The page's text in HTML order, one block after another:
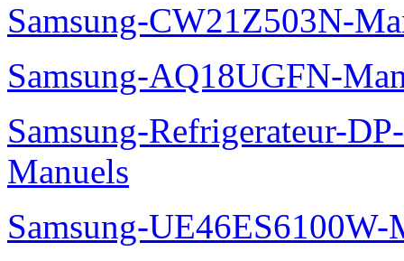
Samsung-CW21Z503N-
Samsung-AQ18UGFN-
Samsung-Refrigerateur-
Manuels
Samsung-UE46ES6100W-